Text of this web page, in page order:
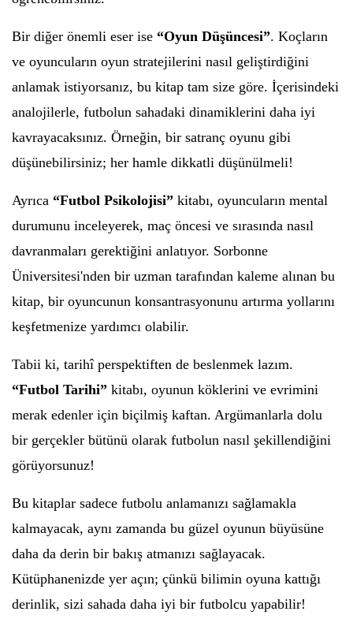
Bir diğer önemli eser ise “Oyun Düşüncesi”. Koçların
ve oyuncuların oyun stratejilerini nasıl geliştirdiğini
anlamak istiyorsanız, bu kitap tam size göre. İçerisindeki
analojilerle, futbolun sahadaki dinamiklerini daha iyi
kavrayacaksınız. Örneğin, bir satranç oyunu gibi
düşünebilirsiniz; her hamle dikkatli düşünülmeli!
Ayrıca “Futbol Psikolojisi” kitabı, oyuncuların mental
durumunu inceleyerek, maç öncesi ve sırasında nasıl
davranmaları gerektiğini anlatıyor. Sorbonne
Üniversitesi'nden bir uzman tarafından kaleme alınan bu
kitap, bir oyuncunun konsantrasyonunu artırma yollarını
keşfetmenize yardımcı olabilir.
Tabii ki, tarihî perspektiften de beslenmek lazım.
“Futbol Tarihi” kitabı, oyunun köklerini ve evrimini
merak edenler için biçilmiş kaftan. Argümanlarla dolu
bir gerçekler bütünü olarak futbolun nasıl şekillendiğini
görüyorsunuz!
Bu kitaplar sadece futbolu anlamanızı sağlamakla
kalmayacak, aynı zamanda bu güzel oyunun büyüsüne
daha da derin bir bakış atmanızı sağlayacak.
Kütüphanenizde yer açın; çünkü bilimin oyuna kattığı
derinlik, sizi sahada daha iyi bir futbolcu yapabilir!